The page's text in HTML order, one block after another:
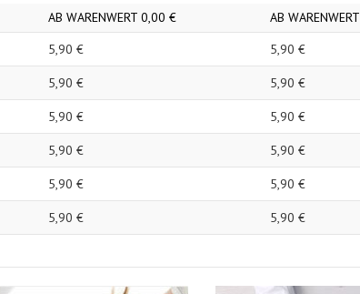
AB WARENWERT 0,00 € AB WARENWERT
5,90 € 5,90 €
5,90 € 5,90 €
5,90 € 5,90 €
5,90 € 5,90 €
5,90 € 5,90 €
5,90 € 5,90 €